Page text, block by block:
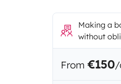
Making a
without
From €150/